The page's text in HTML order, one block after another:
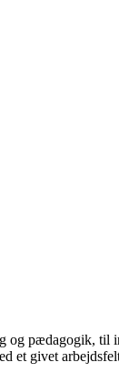
pædagogik, til
et givet